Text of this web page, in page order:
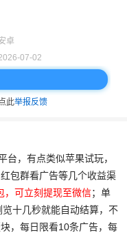
卓
07-02
此举报反馈
，有点类似苹果试玩，
包群看广告等几个收益渠
，可立刻提现至微信；单
十几秒就能自动结算，不
，每日限看10条广告，每